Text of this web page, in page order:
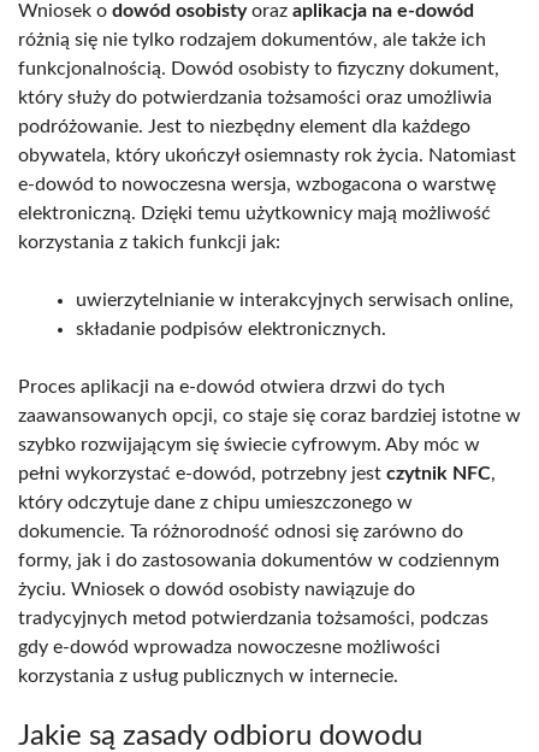
Wniosek o dowód osobistyoraz aplikacja na e-dowód
różnią się nie tylko rodzajem dokumentów, ale także ich
funkcjonalnością. Dowód osobisty to fizyczny dokument,
który służy do potwierdzania tożsamości oraz umożliwia
podróżowanie. Jest to niezbędny element dla każdego
obywatela, który ukończył osiemnasty rok życia. Natomiast
e-dowód to nowoczesna wersja, wzbogacona o warstwę
elektroniczną. Dzięki temu użytkownicy mają możliwość
korzystania z takich funkcji jak:
uwierzytelnianie w interakcyjnych serwisach online,
składanie podpisów elektronicznych.
Proces aplikacji na e-dowód otwiera drzwi do tych
zaawansowanych opcji, co staje się coraz bardziej istotne w
szybko rozwijającym się świecie cyfrowym. Aby móc w
pełni wykorzystać e-dowód, potrzebny jest czytnik NFC,
który odczytuje dane z chipu umieszczonego w
dokumencie. Ta różnorodność odnosi się zarówno do
formy, jak i do zastosowania dokumentów w codziennym
życiu. Wniosek o dowód osobisty nawiązuje do
tradycyjnych metod potwierdzania tożsamości, podczas
gdy e-dowód wprowadza nowoczesne możliwości
korzystania z usług publicznych w internecie.
Jakie są zasady odbioru dowodu